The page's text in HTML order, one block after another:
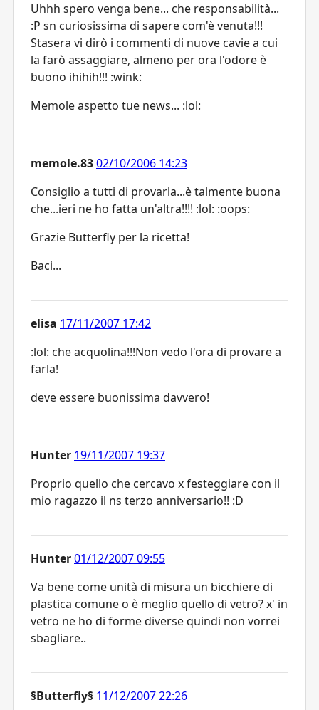
Uhhh spero venga bene... che responsabilità...
:P sn curiosissima di sapere com'è venuta!!!
Stasera vi dirò i commenti di nuove cavie a cui
la farò assaggiare, almeno per ora l'odore è
buono ihihih!!! :wink:
Memole aspetto tue news... :lol:
memole.8302/10/2006 14:23
Consiglio a tutti di provarla...è talmente buona
che...ieri ne ho fatta un'altra!!!! :lol: :oops:
Grazie Butterfly per la ricetta!
Baci...
elisa 17/11/2007 17:42
:lol: che acquolina!!!Non vedo l'ora di provare a
farla!
deve essere buonissima davvero!
Hunter 19/11/2007 19:37
Proprio quello che cercavo x festeggiare con il
mio ragazzo il ns terzo anniversario!! :D
Hunter01/12/2007 09:55
Va bene come unità di misura un bicchiere di
plastica comune o è meglio quello di vetro? x' in
vetro ne ho di forme diverse quindi non vorrei
sbagliare..
§Butterfly§ 11/12/2007 22:26